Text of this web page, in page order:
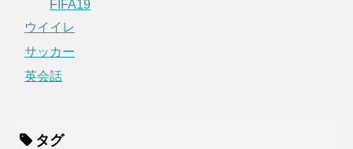
FIFA19
ウイイレ
サッカー
英会話
タグ